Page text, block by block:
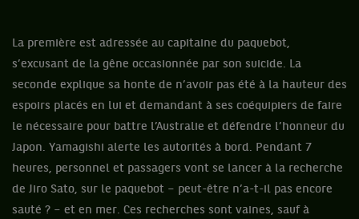
La première est adressée au capitaine du paquebot,
s’excusant de la gêne occasionnée par son suicide. La
seconde explique sa honte de n’avoir pas été à la hauteur des
espoirs placés en lui et demandant à ses coéquipiers de faire
le nécessaire pour battre l’Australie et défendre l’honneur du
Japon. Yamagishi alerte les autorités à bord. Pendant 7
heures, personnel et passagers vont se lancer à la recherche
de Jiro Sato, sur le paquebot – peut-être n’a-t-il pas encore
sauté ? – et en mer. Ces recherches sont vaines, sauf à